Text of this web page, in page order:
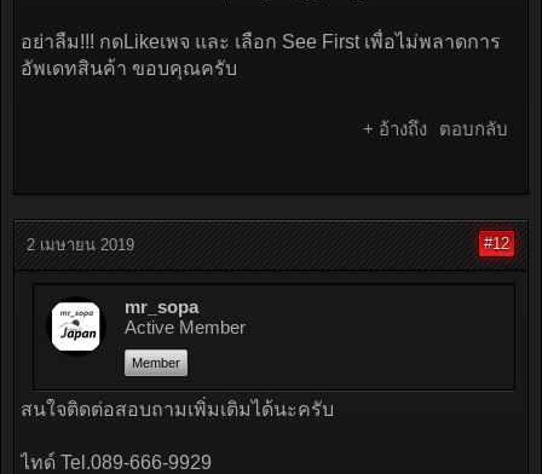
อย่าลืม!!! กดLikeเพจ และ เลือก See First เพื่อไม่พลาดการ
อัพเดทสินค้า ขอบคุณครับ
+ อ้างถึง ตอบกลับ
2 เมษายน 2019 #12
mr_sopa
Active Member
Member
สนใจติดต่อสอบถามเพิ่มเติมได้นะครับ
ไทด์ Tel.089-666-9929